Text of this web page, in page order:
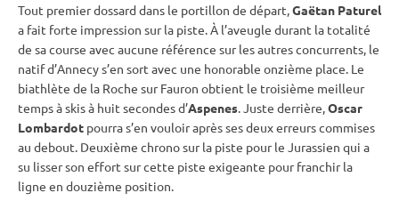
Tout premier dossard dans le portillon de départ,Gaëtan Paturel
a fait forte impression sur la piste. À l’aveugle durant la totalité
de sa course avec aucune référence sur les autres concurrents, le
natif d’Annecy s’en sort avec une honorable onzième place. Le
biathlète de la Roche sur Fauron obtient le troisième meilleur
temps à skis à huit secondes d’Aspenes. Juste derrière,Oscar
Lombardot pourra s’en vouloir après ses deux erreurs commises
au debout. Deuxième chrono sur la piste pour le Jurassien qui a
su lisser son effort sur cette piste exigeante pour franchir la
ligne en douzième position.